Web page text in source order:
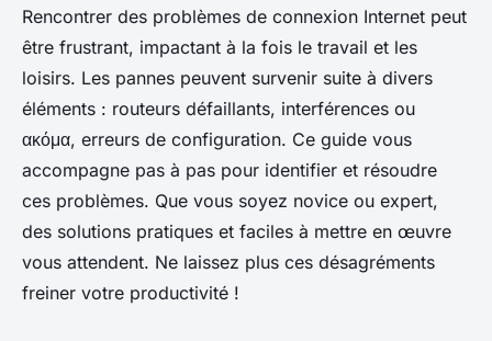
Rencontrer des problèmes de connexion Internet peut
être frustrant, impactant à la fois le travail et les
loisirs. Les pannes peuvent survenir suite à divers
éléments : routeurs défaillants, interférences ou
ακόμα, erreurs de configuration. Ce guide vous
accompagne pas à pas pour identifier et résoudre
ces problèmes. Que vous soyez novice ou expert,
des solutions pratiques et faciles à mettre en œuvre
vous attendent. Ne laissez plus ces désagréments
freiner votre productivité !